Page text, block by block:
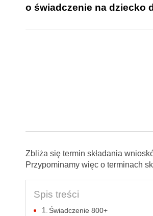
o świadczenie na dziecko
Zbliża się termin składania
Przypominamy więc o terminach
Spis treści
Świadczenie 800+